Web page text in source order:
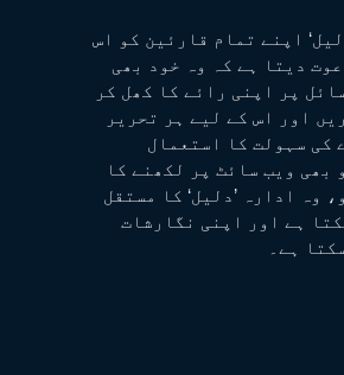
اپنے تمام قارئین کو اس
دیتا ہے کہ وہ خود بھی
پر اپنی رائے کا کھل کر
اور اس کے لیے ہر تحریر
کی سہولت کا استعمال
بھی ویب سائٹ پر لکھنے کا
وہ ادارہ ’دلیل‘ کا مستقل
ہے اور اپنی نگارشات
ہے۔